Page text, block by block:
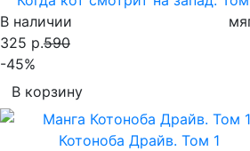
В наличии
325 р.590
-45%
В корзину
Котоноба Драйв. Том 1